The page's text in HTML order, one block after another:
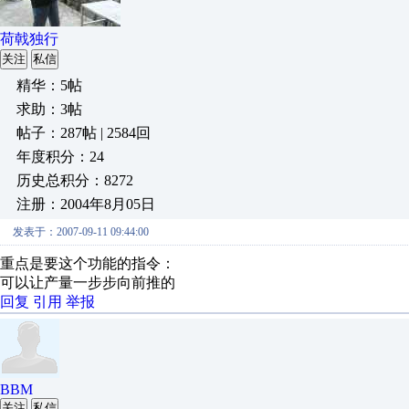
荷戟独行
关注 私信
精华：5帖
求助：3帖
帖子：287帖 | 2584回
年度积分：24
历史总积分：8272
注册：2004年8月05日
发表于：2007-09-11 09:44:00
重点是要这个功能的指令：
可以让产量一步步向前推的
回复 引用 举报
BBM